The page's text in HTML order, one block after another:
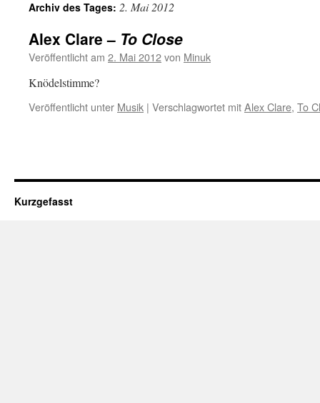
Archiv des Tages: 2. Mai 2012
Alex Clare – To Close
Veröffentlicht am 2. Mai 2012von Minuk
Knödelstimme?
Veröffentlicht unter Musik | Verschlagwortet mitAlex Clare, To
Kurzgefasst